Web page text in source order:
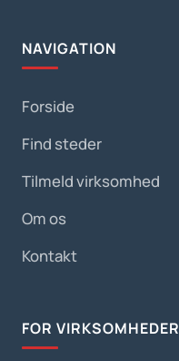
NAVIGATION
Forside
Find steder
Tilmeld virksomhed
Om os
Kontakt
FOR VIRKSOMHEDER